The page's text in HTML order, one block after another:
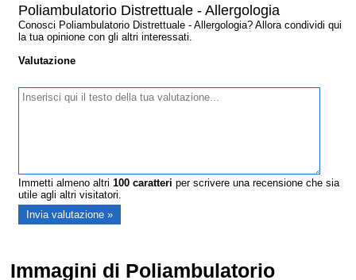
Poliambulatorio Distrettuale - Allergologia
Conosci Poliambulatorio Distrettuale - Allergologia? Allora condividi qui
la tua opinione con gli altri interessati.
Valutazione
Immetti almeno altri100 caratteri per scrivere una recensione che sia
utile agli altri visitatori.
Immagini di Poliambulatorio